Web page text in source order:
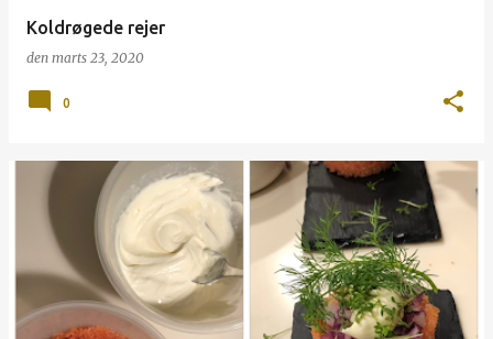
Koldrøgede rejer
den marts 23, 2020
0